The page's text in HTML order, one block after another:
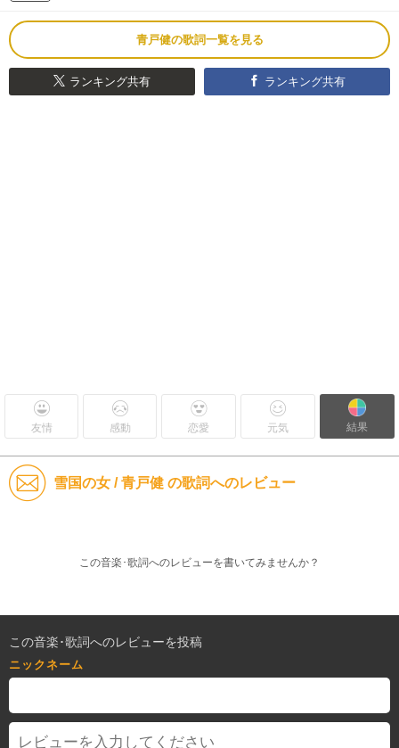
青戸健の歌詞一覧を見る
ランキング共有 ランキング共有
友情 感動 恋愛 元気 結果
雪国の女 / 青戸健 の歌詞へのレビュー
この音楽･歌詞へのレビューを書いてみませんか？
この音楽･歌詞へのレビューを投稿
ニックネーム